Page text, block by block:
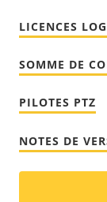
LICENCES
SOMME DE
PILOTES PTZ
NOTES DE